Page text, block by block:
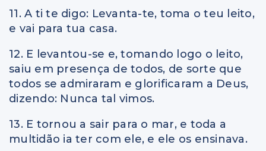
11. A ti te digo: Levanta-te, toma o teu leito,
e vai para tua casa.
12. E levantou-se e, tomando logo o leito,
saiu em presença de todos, de sorte que
todos se admiraram e glorificaram a Deus,
dizendo: Nunca tal vimos.
13. E tornou a sair para o mar, e toda a
multidão ia ter com ele, e ele os ensinava.